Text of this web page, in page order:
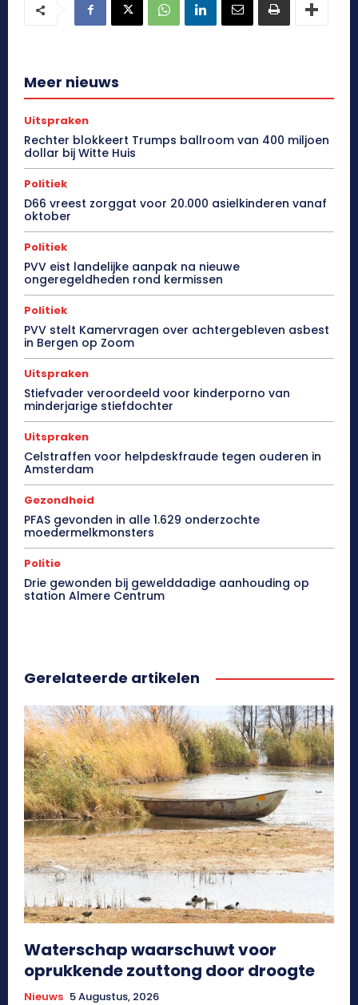
Meer nieuws
Uitspraken
Rechter blokkeert Trumps ballroom van 400 miljoen
dollar bij Witte Huis
Politiek
D66 vreest zorggat voor 20.000 asielkinderen vanaf
oktober
Politiek
PVV eist landelijke aanpak na nieuwe
ongeregeldheden rond kermissen
Politiek
PVV stelt Kamervragen over achtergebleven asbest
in Bergen op Zoom
Uitspraken
Stiefvader veroordeeld voor kinderporno van
minderjarige stiefdochter
Uitspraken
Celstraffen voor helpdeskfraude tegen ouderen in
Amsterdam
Gezondheid
PFAS gevonden in alle 1.629 onderzochte
moedermelkmonsters
Politie
Drie gewonden bij gewelddadige aanhouding op
station Almere Centrum
Gerelateerde artikelen
Waterschap waarschuwt voor
oprukkende zouttong door droogte
Nieuws 5 Augustus, 2026